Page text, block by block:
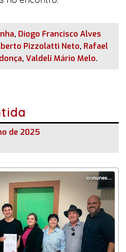
, Diogo Francisco Alves
Pizzolatti Neto, Rafael
, Valdeli Mário Melo.
de 2025